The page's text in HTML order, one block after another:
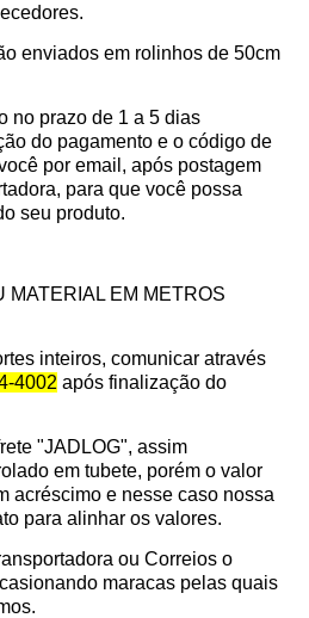
enviados em rolinhos de 50cm
no prazo de 1 a 5 dias
do pagamento e o código de
por email, após postagem
para que você possa
seu produto.
MATERIAL EM METROS
inteiros, comunicar através
4002 após finalização do
"JADLOG", assim
em tubete, porém o valor
acréscimo e nesse caso nossa
para alinhar os valores.
ou Correios o
maracas pelas quais